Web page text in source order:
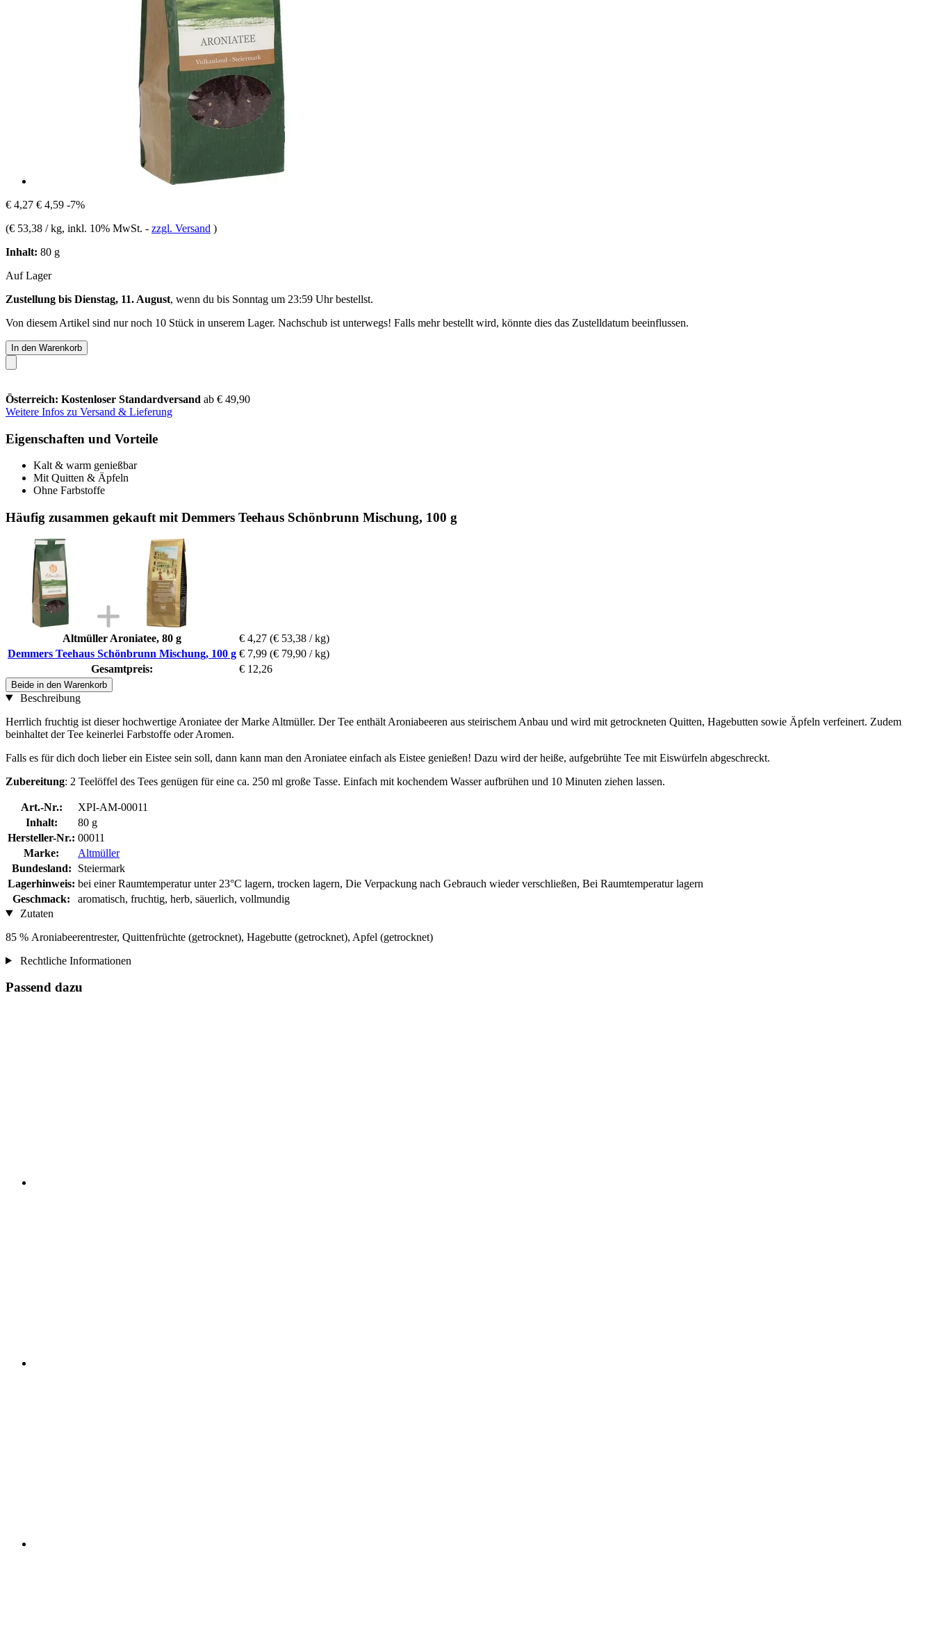
€ 4,27 € 4,59 -7%
(€ 53,38 / kg, inkl. 10% MwSt. - zzgl. Versand )
Inhalt: 80 g
Auf Lager
Zustellung bis Dienstag, 11. August, wenn du bis Sonntag um 23:59 Uhrbestellst.
Von diesem Artikel sind nur noch 10 Stück in unserem Lager. Nachschub ist unterwegs! Falls mehr bestellt wird, könnte dies das Zustelldatum beeinflussen.
In den Warenkorb
Österreich: Kostenloser Standardversand ab € 49,90
Weitere Infos zu Versand & Lieferung
Eigenschaften und Vorteile
Kalt & warm genießbar
Mit Quitten & Äpfeln
Ohne Farbstoffe
Häufig zusammen gekauft mit Demmers Teehaus Schönbrunn Mischung, 100 g
Altmüller Aroniatee, 80 g € 4,27 (€ 53,38 / kg)
Demmers Teehaus Schönbrunn Mischung, 100 g € 7,99 (€ 79,90 / kg)
Gesamtpreis:
€ 12,26
Beide in den Warenkorb
Beschreibung
Herrlich fruchtig ist dieser hochwertige Aroniatee der Marke Altmüller. Der Tee enthält Aroniabeeren aus steirischem Anbau und wird mit getrockneten Quitten, Hagebutten sowie Äpfeln verfeinert. Zudem
beinhaltet der Tee keinerlei Farbstoffe oder Aromen.
Falls es für dich doch lieber ein Eistee sein soll, dann kann man den Aroniatee einfach als Eistee genießen! Dazu wird der heiße, aufgebrühte Tee mit Eiswürfeln abgeschreckt.
Zubereitung: 2 Teelöffel des Tees genügen für eine ca. 250 ml große Tasse. Einfach mit kochendem Wasser aufbrühen und 10 Minuten ziehen lassen.
Art.-Nr.:
XPI-AM-00011
Inhalt:
80 g
Hersteller-Nr.: 00011
Marke:
Altmüller
Bundesland:
Steiermark
Lagerhinweis: bei einer Raumtemperatur unter 23°C lagern, trocken lagern, Die Verpackung nach Gebrauch wieder verschließen, Bei Raumtemperatur lagern
Geschmack:
aromatisch, fruchtig, herb, säuerlich, vollmundig
Zutaten
85 % Aroniabeerentrester, Quittenfrüchte (getrocknet), Hagebutte (getrocknet), Apfel (getrocknet)
Rechtliche Informationen
Passend dazu